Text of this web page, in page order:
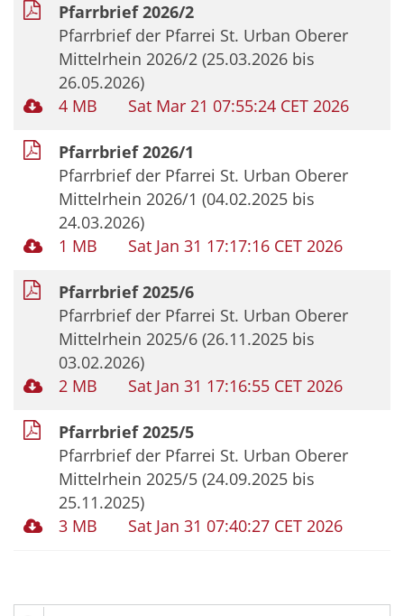
Pfarrbrief 2026/2
Pfarrbrief der Pfarrei St. Urban Oberer
Mittelrhein 2026/2 (25.03.2026 bis
26.05.2026)
4 MB
Sat Mar 21 07:55:24 CET 2026
Pfarrbrief 2026/1
Pfarrbrief der Pfarrei St. Urban Oberer
Mittelrhein 2026/1 (04.02.2025 bis
24.03.2026)
1 MB
Sat Jan 31 17:17:16 CET 2026
Pfarrbrief 2025/6
Pfarrbrief der Pfarrei St. Urban Oberer
Mittelrhein 2025/6 (26.11.2025 bis
03.02.2026)
2 MB
Sat Jan 31 17:16:55 CET 2026
Pfarrbrief 2025/5
Pfarrbrief der Pfarrei St. Urban Oberer
Mittelrhein 2025/5 (24.09.2025 bis
25.11.2025)
3 MB
Sat Jan 31 07:40:27 CET 2026